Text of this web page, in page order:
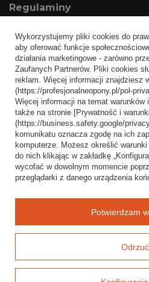
Regulaminy
Wysyłka
Sposoby płatności i prowizje
Regulamin
Polityka prywatności
Odstąpienie od umowy
Popularne kategorie
Opony bezdętkowe
Opony dętkowe
Wykorzystujemy pliki cookies do
aby oferować funkcje
działania marketingowe - zarówno
Zaufanych Partnerów. Pliki cookies
reklam. Więcej informacji znajdziesz
(https://profesjonalneopony.pl/pol-
Więcej informacji na temat
także na stronie [Prywatność i
(https://business.safety.google/
komunikatu oznacza zgodę na ich
komputerze. Możesz określić
do nich klikając w zakładkę
wycofać w dowolnym momencie
przeglądarki z danego urządzenia
Odrzuć
Potwierdzam